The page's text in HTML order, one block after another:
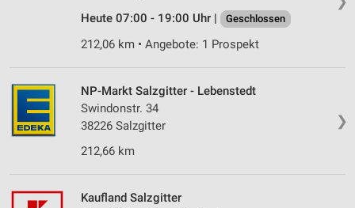
Heute 07:00 - 19:00 Uhr |
Geschlossen
212,06 km • Angebote: 1 Prospekt
❯
NP-Markt Salzgitter - Lebenstedt
Swindonstr. 34
38226 Salzgitter
212,66 km
Kaufland Salzgitter